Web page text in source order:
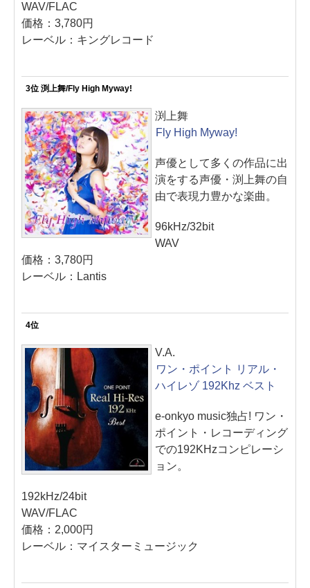
WAV/FLAC
価格：3,780円
レーベル：キングレコード
3位 渕上舞/Fly High Myway!
渕上舞
Fly High Myway!
声優として多くの作品に出
演をする声優・渕上舞の自
由で表現力豊かな楽曲。
96kHz/32bit
WAV
価格：3,780円
レーベル：Lantis
4位
V.A.
ワン・ポイント リアル・
ハイレゾ 192Khz ベスト
e-onkyo music独占! ワン・
ポイント・レコーディング
での192KHzコンピレーシ
ョン。
192kHz/24bit
WAV/FLAC
価格：2,000円
レーベル：マイスターミュージック